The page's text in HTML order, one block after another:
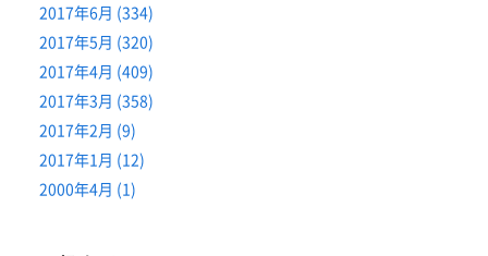
2017年6月 (334)
2017年5月 (320)
2017年4月 (409)
2017年3月 (358)
2017年2月 (9)
2017年1月 (12)
2000年4月 (1)